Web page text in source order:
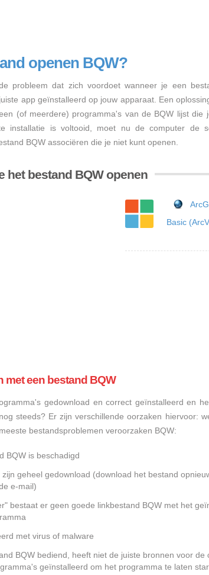
openen BQW?
probleem dat zich voordoet wanneer je een
app geïnstalleerd op jouw apparaat. Een
(of meerdere) programma's van de BQW lijst die
installatie is voltooid, moet nu de computer de
BQW associëren die je niet kunt openen.
het bestand BQW openen
Basic
met een bestand BQW
gedownload en correct geïnstalleerd en
steeds? Er zijn verschillende oorzaken hiervoor:
bestandsproblemen veroorzaken BQW:
BQW is beschadigd
geheel gedownload (download het bestand
e-mail)
bestaat er geen goede linkbestand BQW met het
met virus of malware
BQW bediend, heeft niet de juiste bronnen voor de
geïnstalleerd om het programma te laten